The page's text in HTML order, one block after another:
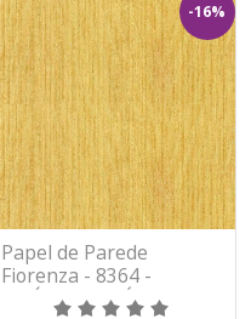
-16%
Papel de Parede
Fiorenza - 8364 -
VINÍLICO LAVÁVEL